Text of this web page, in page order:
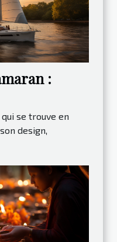
:
se trouve en
design,